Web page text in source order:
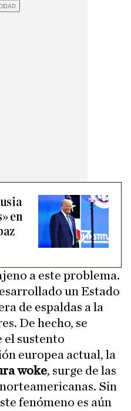
en
a este problema.
un Estado
de espaldas a la
De hecho, se
el sustento
europea actual, la
woke, surge de las
Sin
fenómeno es aún